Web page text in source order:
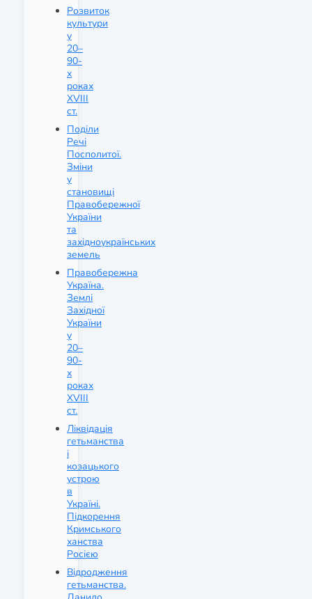
Розвиток
культури
у
20–
90-
х
роках
XVIII
ст.
Поділи
Речі
Посполитої.
Зміни
у
становищі
Правобережної
України
та
західноукраїнських
земель
Правобережна
Україна.
Землі
Західної
України
у
20–
90-
х
роках
XVIII
ст.
Ліквідація
гетьманства
і
козацького
устрою
в
Україні.
Підкорення
Кримського
ханства
Росією
Відродження
гетьманства.